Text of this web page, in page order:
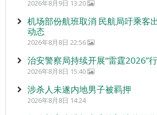
2026年8月9日 13:20
机场部份航班取消 民航局吁乘客
动态
2026年8月8日 22:56
治安警察局持续开展“雷霆2026”
2026年8月8日 15:40
涉杀人未遂内地男子被羁押
2026年8月8日 14:24